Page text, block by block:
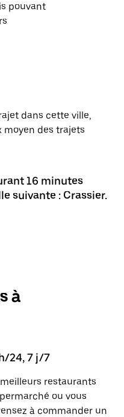
pouvant
dans cette ville,
moyen des trajets
16 minutes
suivante : Crassier.
à
24, 7 j/7
restaurants
ou vous
à commander un